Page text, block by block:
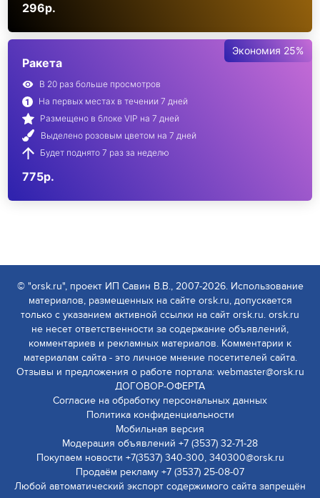
296р.
Экономия 25%
Ракета
В 20 раз больше просмотров
На первых местах в течении 7 дней
Размещено в блоке VIP на 7 дней
Выделено розовым цветом на 7 дней
Будет поднято 7 раз за неделю
775р.
© "orsk.ru", проект ИП Савин В.В., 2007-2026. Использование
материалов, размещенных на сайте orsk.ru, допускается
только с указанием активной ссылки на сайт orsk.ru. orsk.ru
не несет ответственности за содержание объявлений,
комментариев и рекламных материалов. Комментарии к
материалам сайта - это личное мнение посетителей сайта.
Отзывы и предложения о работе портала: webmaster@orsk.ru
ДОГОВОР-ОФЕРТА
Согласие на обработку персональных данных
Политика конфиденциальности
Мобильная версия
Модерация объявлений +7 (3537) 32-71-28
Покупаем новости +7(3537) 340-300, 340300@orsk.ru
Продаём рекламу +7 (3537) 25-08-07
Любой автоматический экспорт содержимого сайта запрещён